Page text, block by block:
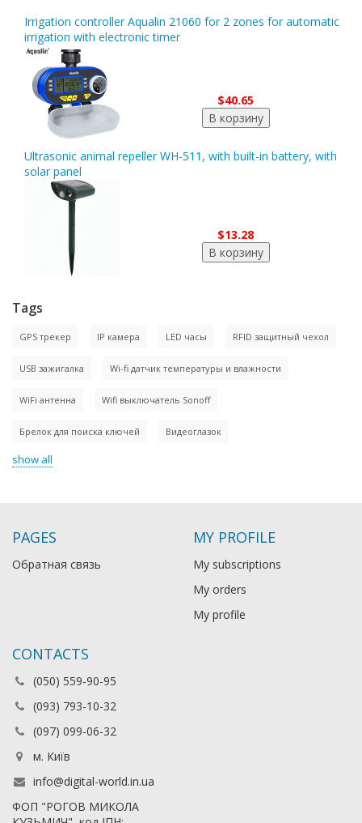
Irrigation controller Aqualin 21060 for 2 zones for automatic
irrigation with electronic timer
$40.65
Ultrasonic animal repeller WH-511, with built-in battery, with
solar panel
$13.28
Tags
GPS трекер IP камера LED часы RFID защитный чехол
USB зажигалка Wi-fi датчик температуры и влажности
WiFi антенна Wifi выключатель Sonoff
Брелок для поиска ключей Видеоглазок
show all
PAGES
Обратная связь
MY PROFILE
My subscriptions
My orders
My profile
CONTACTS
(050) 559-90-95
(093) 793-10-32
(097) 099-06-32
м. Київ
info@digital-world.in.ua
ФОП "РОГОВ МИКОЛА